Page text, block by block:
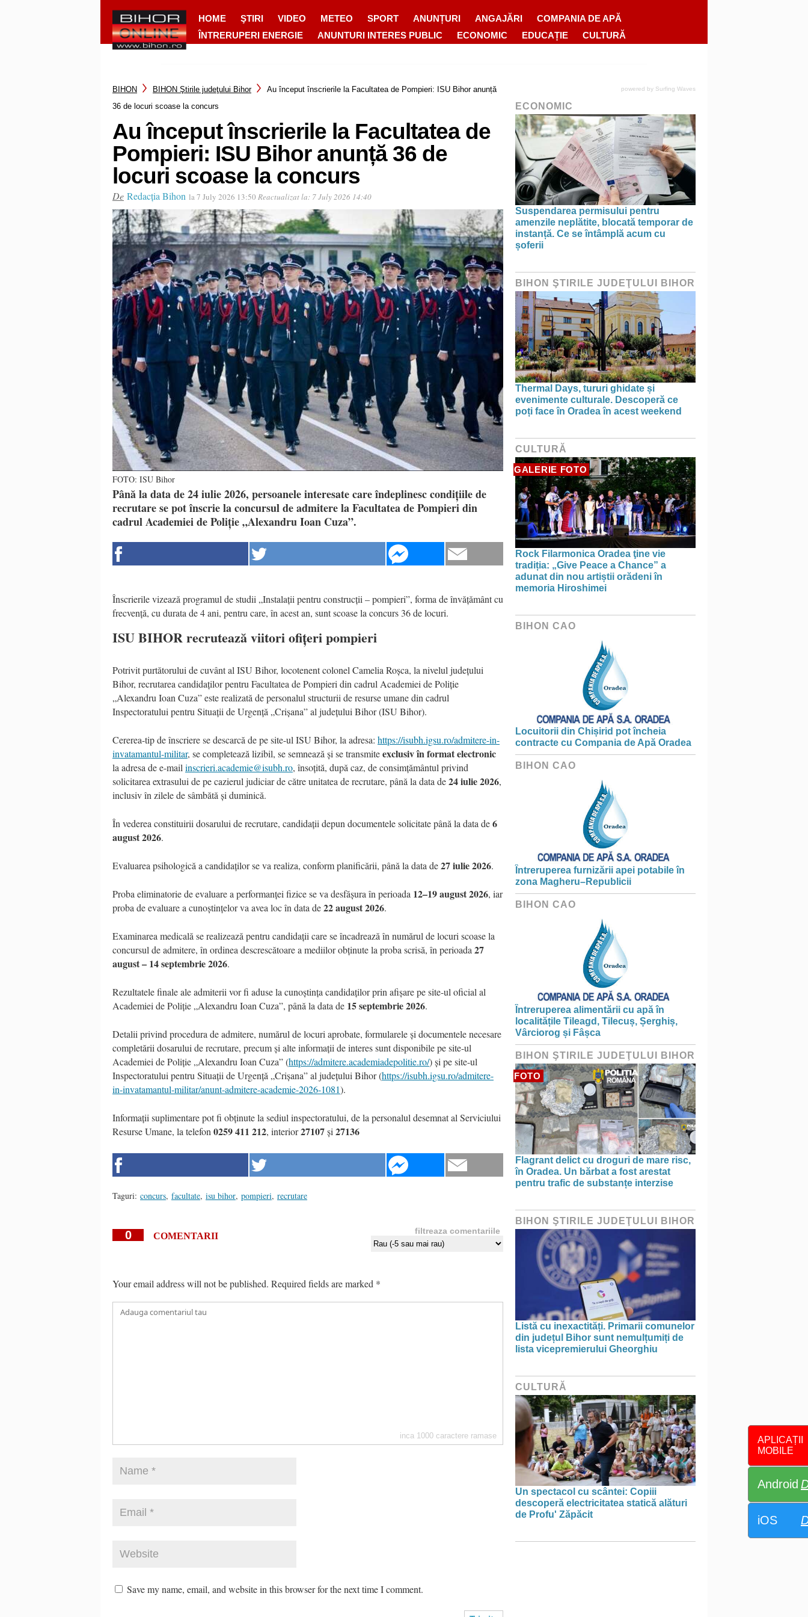
HOME ŞTIRI VIDEO METEO SPORT ANUNȚURI ANGAJĂRI
COMPANIA DE APĂ
ÎNTRERUPERI ENERGIE
ANUNTURI INTERES PUBLIC ECONOMIC EDUCAȚIE CULTURĂ
APLICAȚII
MOBILE
Android
iOS
BIHON BIHON Ştirile judeţului Bihor
Au început înscrierile la Facultatea de Pompieri: ISU Bihor anunță
36 de locuri scoase la concurs
Au început înscrierile la Facultatea de
Pompieri: ISU Bihor anunță 36 de
locuri scoase la concurs
De Redacția Bihon la 7 July 2026 13:50 Reactualizat la: 7 July 2026 14:40
FOTO: ISU Bihor
Până la data de 24 iulie 2026, persoanele interesate care îndeplinesc condițiile de
recrutare se pot înscrie la concursul de admitere la Facultatea de Pompieri din
cadrul Academiei de Poliție „Alexandru Ioan Cuza”.
Înscrierile vizează programul de studii „Instalații pentru construcții – pompieri”, forma de învățământ cu
frecvență, cu durata de 4 ani, pentru care, în acest an, sunt scoase la concurs 36 de locuri.
ISU BIHOR recrutează viitori ofițeri pompieri
Potrivit purtătorului de cuvânt al ISU Bihor, locotenent colonel Camelia Roșca, la nivelul județului
Bihor, recrutarea candidaților pentru Facultatea de Pompieri din cadrul Academiei de Poliție
„Alexandru Ioan Cuza” este realizată de personalul structurii de resurse umane din cadrul
Inspectoratului pentru Situații de Urgență „Crișana” al județului Bihor (ISU Bihor).
Cererea-tip de înscriere se descarcă de pe site-ul ISU Bihor, la adresa: https://isubh.igsu.ro/admitere-in-
invatamantul-militar, se completează lizibil, se semnează și se transmiteexclusiv în format electronic
la adresa de e-mail inscrieri.academie@isubh.ro, însoțită, după caz, de consimțământul privind
solicitarea extrasului de pe cazierul judiciar de către unitatea de recrutare, până la data de24 iulie 2026,
inclusiv în zilele de sâmbătă și duminică.
În vederea constituirii dosarului de recrutare, candidații depun documentele solicitate până la data de6
august 2026.
Evaluarea psihologică a candidaților se va realiza, conform planificării, până la data de27 iulie 2026.
Proba eliminatorie de evaluare a performanței fizice se va desfășura în perioada 12–19 august 2026, iar
proba de evaluare a cunoștințelor va avea loc în data de22 august 2026.
Examinarea medicală se realizează pentru candidații care se încadrează în numărul de locuri scoase la
concursul de admitere, în ordinea descrescătoare a mediilor obținute la proba scrisă, în perioada 27
august – 14 septembrie 2026.
Rezultatele finale ale admiterii vor fi aduse la cunoștința candidaților prin afișare pe site-ul oficial al
Academiei de Poliție „Alexandru Ioan Cuza”, până la data de 15 septembrie 2026.
Detalii privind procedura de admitere, numărul de locuri aprobate, formularele și documentele necesare
completării dosarului de recrutare, precum și alte informații de interes sunt disponibile pe site-ul
Academiei de Poliție „Alexandru Ioan Cuza” (https://admitere.academiadepolitie.ro/) și pe site-ul
Inspectoratului pentru Situații de Urgență „Crișana” al județului Bihor (https://isubh.igsu.ro/admitere-
in-invatamantul-militar/anunt-admitere-academie-2026-1081).
Informații suplimentare pot fi obținute la sediul inspectoratului, de la personalul desemnat al Serviciului
Resurse Umane, la telefon 0259 411 212, interior27107și 27136
Taguri: concurs, facultate, isu bihor, pompieri, recrutare
0 COMENTARII filtreaza comentariile
Your email address will not be published. Required fields are marked *
inca 1000 caractere ramase
Save my name, email, and website in this browser for the next time I comment.
powered by Surfing Waves
ECONOMIC
Suspendarea permisului pentru
amenzile neplătite, blocată temporar de
instanță. Ce se întâmplă acum cu
șoferii
BIHON ŞTIRILE JUDEŢULUI BIHOR
Thermal Days, tururi ghidate și
evenimente culturale. Descoperă ce
poți face în Oradea în acest weekend
CULTURĂ
GALERIE FOTO
Rock Filarmonica Oradea ţine vie
tradiția: „Give Peace a Chance” a
adunat din nou artiștii orădeni în
memoria Hiroshimei
BIHON CAO
Locuitorii din Chișirid pot încheia
contracte cu Compania de Apă Oradea
BIHON CAO
Întreruperea furnizării apei potabile în
zona Magheru–Republicii
BIHON CAO
Întreruperea alimentării cu apă în
localitățile Tileagd, Tilecuș, Șerghiș,
Vârciorog și Fâșca
BIHON ŞTIRILE JUDEŢULUI BIHOR
FOTO
Flagrant delict cu droguri de mare risc,
în Oradea. Un bărbat a fost arestat
pentru trafic de substanțe interzise
BIHON ŞTIRILE JUDEŢULUI BIHOR
Listă cu inexactități. Primarii comunelor
din județul Bihor sunt nemulțumiți de
lista vicepremierului Gheorghiu
CULTURĂ
Un spectacol cu scântei: Copiii
descoperă electricitatea statică alături
de Profu' Zăpăcit